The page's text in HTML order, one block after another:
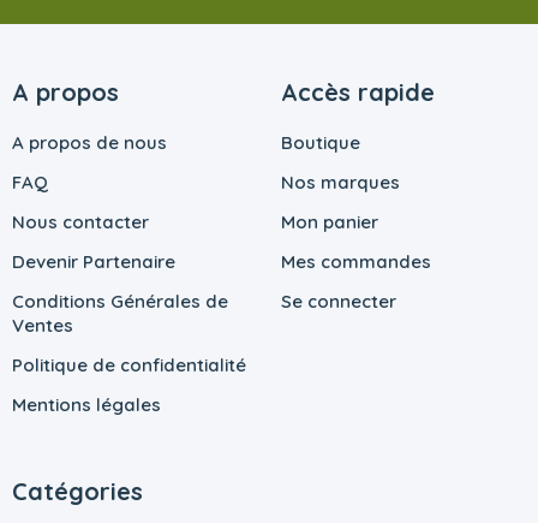
A propos
A propos de nous
FAQ
Nous contacter
Devenir Partenaire
Conditions Générales de
Ventes
Politique de confidentialité
Mentions légales
Accès rapide
Boutique
Nos marques
Mon panier
Mes commandes
Se connecter
Catégories